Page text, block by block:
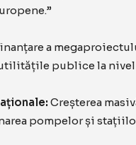
a
publice la
Creșterea
pompelor și